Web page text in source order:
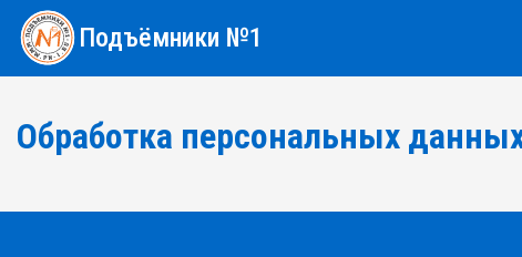
Подъёмники №1
Обработка персональных